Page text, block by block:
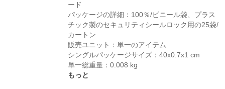
ード
パッケージの詳細：100％/ビニール袋、プラス
チック製のセキュリティシールロック用の25袋/
カートン
販売ユニット：単一のアイテム
シングルパッケージサイズ：40x0.7x1 cm
単一総重量：0.008 kg
もっと